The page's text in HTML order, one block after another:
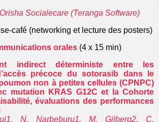
Socialecare (Teranga Software)
café (networking et lecture des posters)
orales (4 x 15 min)
indirect déterministe entre les
précoce du sotorasib dans le
non à petites cellules (CPNPC)
mutation KRAS G12C et la Cohorte
évaluations des performances
N. Narbeburu1, M. Gilberg2, C.